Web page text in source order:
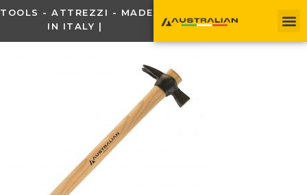
TOOLS - ATTREZZI - MADE
IN ITALY |